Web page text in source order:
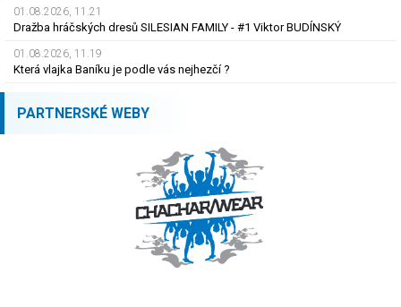
01.08.2026, 11.21
Dražba hráčských dresů SILESIAN FAMILY - #1 Viktor BUDÍNSKÝ
01.08.2026, 11.19
Která vlajka Baníku je podle vás nejhezčí ?
PARTNERSKÉ WEBY